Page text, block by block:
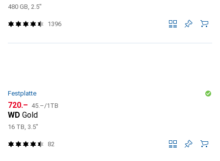
480 GB, 2.5"
1396
Festplatte
CHF
720.– CHF
45.–/1TB
WD Gold
16 TB, 3.5"
82